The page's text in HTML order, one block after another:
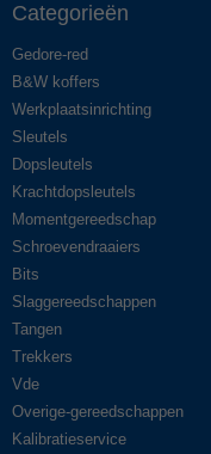
Categorieën
Gedore-red
B&W koffers
Werkplaatsinrichting
Sleutels
Dopsleutels
Krachtdopsleutels
Momentgereedschap
Schroevendraaiers
Bits
Slaggereedschappen
Tangen
Trekkers
Vde
Overige-gereedschappen
Kalibratieservice